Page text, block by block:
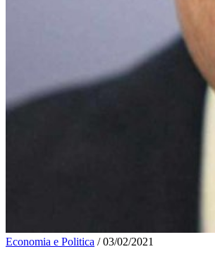
Economia e Politica / 03/02/2021